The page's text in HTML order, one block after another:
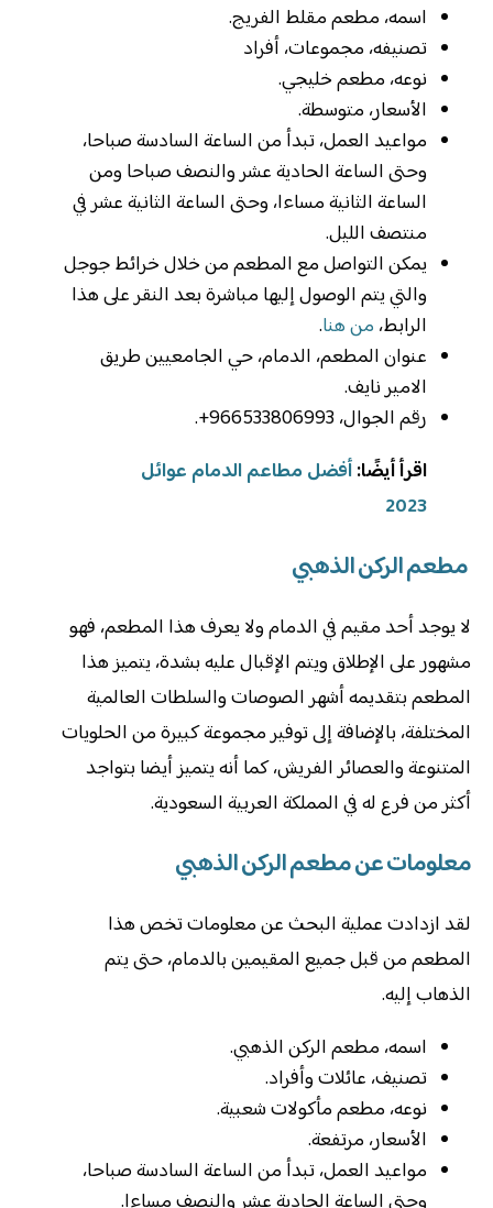
اسمه، مطعم مقلط الفريج.
تصنيفه، مجموعات، أفراد
نوعه، مطعم خليجي.
الأسعار، متوسطة.
‏مواعيد العمل، تبدأ من الساعة السادسة صباحا،
وحتى الساعة الحادية عشر والنصف صباحا ومن
الساعة الثانية مساءا، وحتى الساعة الثانية عشر في
منتصف الليل.
يمكن التواصل مع المطعم من خلال خرائط جوجل
والتي يتم الوصول إليها مباشرة بعد النقر على هذا
الرابط، من هنا.
عنوان المطعم، الدمام، حي الجامعيين طريق
الامير نايف.
رقم الجوال، 966533806993+.
اقرأ أيضًا:أفضل مطاعم الدمام عوائل
2023
مطعم الركن الذهبي
لا يوجد أحد مقيم في الدمام ولا يعرف هذا المطعم، فهو
مشهور على الإطلاق ويتم الإقبال عليه بشدة، يتميز هذا
المطعم بتقديمه أشهر الصوصات والسلطات العالمية
المختلفة، بالإضافة إلى توفير مجموعة كبيرة من الحلويات
المتنوعة والعصائر الفريش، كما أنه يتميز أيضا بتواجد
أكثر من فرع له في المملكة العربية السعودية.
معلومات عن مطعم الركن الذهبي
لقد ازدادت عملية البحث عن معلومات تخص هذا
المطعم من قبل جميع المقيمين بالدمام، حتى يتم
الذهاب إليه.
اسمه، مطعم الركن الذهبي.
تصنيف، عائلات وأفراد.
نوعه، مطعم مأكولات شعبية.
الأسعار، مرتفعة.
‏مواعيد العمل، تبدأ من الساعة السادسة صباحا،